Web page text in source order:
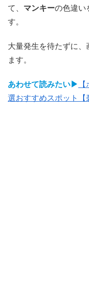
て、 マンキーの色違い
す。
大量発生を待たずに、
ます。
あわせて読みたい▶
選おすすめスポット【